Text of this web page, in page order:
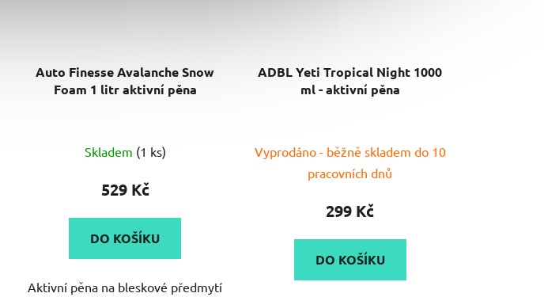
Auto Finesse Avalanche Snow
Foam 1 litr aktivní pěna
hodnocení
produktu
5,0
z
hvězdiček.
Skladem (1 ks)
529 Kč
DO KOŠÍKU
Aktivní pěna na bleskové předmytí
ADBL Yeti Tropical Night 1000
ml - aktivní pěna
hodnocení
produktu
z
5
Vyprodáno - běžně skladem do 10
pracovních dnů
299 Kč
DO KOŠÍKU